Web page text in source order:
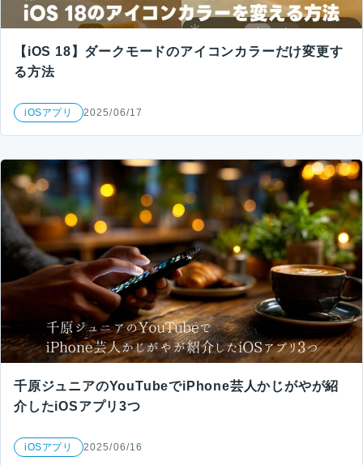
【iOS 18】ダークモードのアイコンカラーだけ変更す
る方法
iOSアプリ 2025/06/17
千原ジュニアのYouTubeでiPhone芸人かじがやが紹
介したiOSアプリ3つ
iOSアプリ 2025/06/16